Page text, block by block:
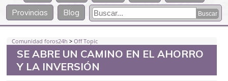
Provincias
Blog
Comunidad foros24h >Off Topic
SE ABRE UN CAMINO EN EL AHORRO
Y LA INVERSIÓN